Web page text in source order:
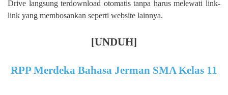
Drive langsung terdownload otomatis tanpa harus melewati link-
link yang membosankan seperti website lainnya.
[UNDUH]
RPP Merdeka Bahasa Jerman SMA Kelas 11